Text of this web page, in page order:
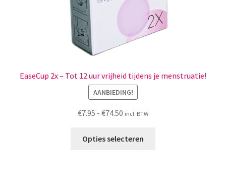
EaseCup 2x – Tot 12 uur vrijheid tijdens je menstruatie!
AANBIEDING!
€7.95 - €74.50 Prijsklasse:
tot
incl. BTW
Opties selecteren